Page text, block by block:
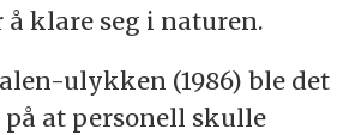
klare seg i naturen.
ulykken (1986) ble det
at personell skulle